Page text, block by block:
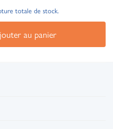
totale de stock.
au panier